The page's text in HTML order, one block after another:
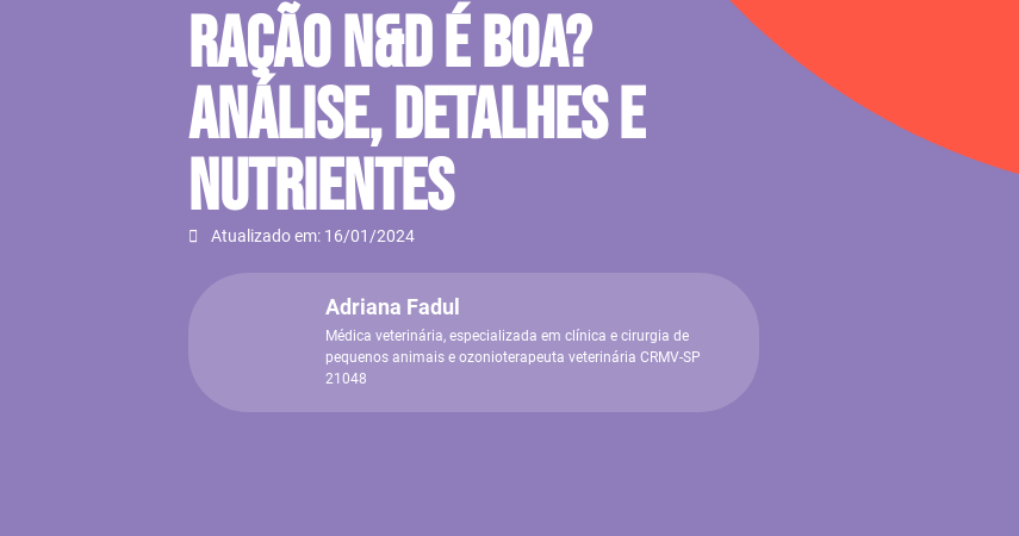
Ração N&D É Boa?
Análise, Detalhes E
Nutrientes
Atualizado em: 16/01/2024
Adriana Fadul
Médica veterinária, especializada em clínica e cirurgia de
pequenos animais e ozonioterapeuta veterinária CRMV-SP
21048